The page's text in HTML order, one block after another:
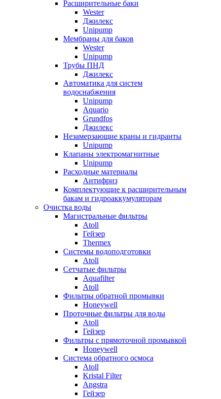
Расширительные баки
Wester
Джилекс
Unipump
Мембраны для баков
Wester
Unipump
Трубы ПНД
Джилекс
Автоматика для систем
водоснабжения
Unipump
Aquario
Grundfos
Джилекс
Незамерзающие краны и гидранты
Unipump
Клапаны электромагнитные
Unipump
Расходные материалы
Антифриз
Комплектующие к расширительным
бакам и гидроаккумуляторам
Очистка воды
Магистральные фильтры
Atoll
Гейзер
Thermex
Системы водоподготовки
Atoll
Сетчатые фильтры
Aquafilter
Atoll
Фильтры обратной промывки
Honeywell
Проточные фильтры для воды
Atoll
Гейзер
Фильтры с прямоточной промывкой
Honeywell
Система обратного осмоса
Atoll
Kristal Filter
Angstra
Гейзер